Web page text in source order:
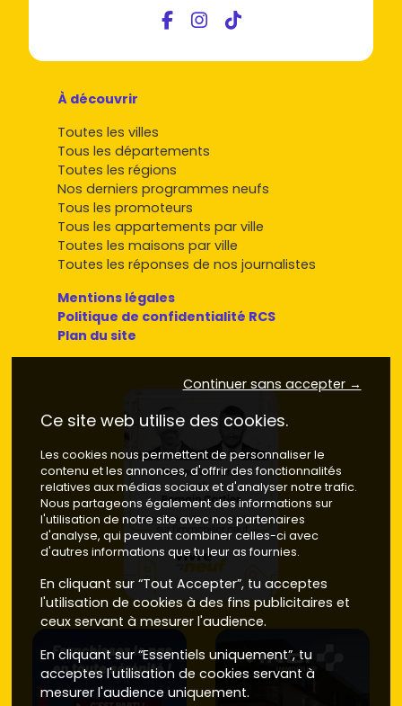
À découvrir
Toutes les villes
Tous les départements
Toutes les régions
Nos derniers programmes neufs
Tous les promoteurs
Tous les appartements par ville
Toutes les maisons par ville
Toutes les réponses de nos journalistes
Mentions légales
Politique de confidentialité RCS
Plan du site
Continuer sans accepter →
Ce site web utilise des cookies.
Les cookies nous permettent de personnaliser le
contenu et les annonces, d'offrir des fonctionnalités
relatives aux médias sociaux et d'analyser notre trafic.
Nous partageons également des informations sur
l'utilisation de notre site avec nos partenaires
d'analyse, qui peuvent combiner celles-ci avec
d'autres informations que tu leur as fournies.
En cliquant sur “Tout Accepter”, tu acceptes
l'utilisation de cookies à des fins publicitaires et
ceux servant à mesurer l'audience.
En cliquant sur “Essentiels uniquement”, tu
acceptes l'utilisation de cookies servant à
mesurer l'audience uniquement.